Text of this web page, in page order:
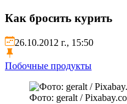
Как бросить курить
26.10.2012 г., 15:50
Побочные продукты
Фото: geralt /